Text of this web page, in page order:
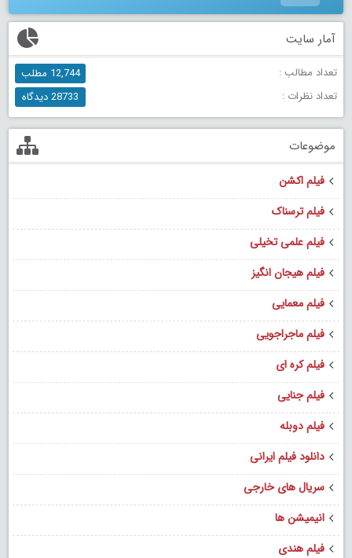
آمار سایت
تعداد مطالب :
12,744 مطلب
تعداد نظرات :
28733 دیدگاه
موضوعات
فیلم اکشن
فیلم ترسناک
فیلم علمی تخیلی
فیلم هیجان انگیز
فیلم معمایی
فیلم ماجراجویی
فیلم کره ای
فیلم جنایی
فیلم دوبله
دانلود فیلم ایرانی
سریال های خارجی
انیمیشن ها
فیلم هندی